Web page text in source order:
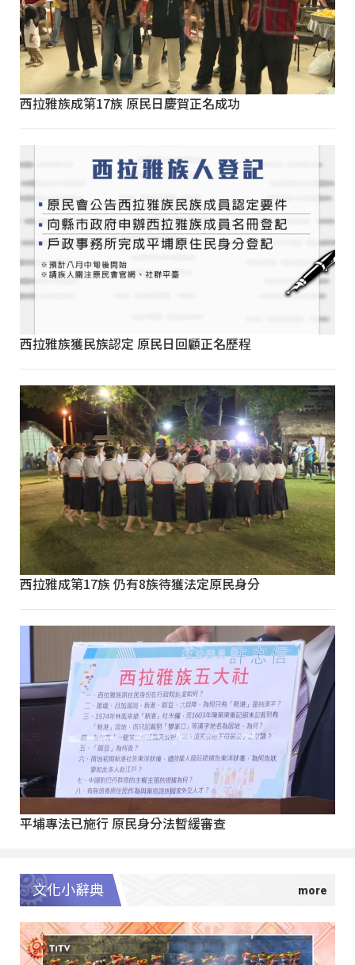
西拉雅族成第17族 原民日慶賀正名成功
西拉雅族獲民族認定 原民日回顧正名歷程
西拉雅成第17族 仍有8族待獲法定原民身分
平埔專法已施行 原民身分法暫緩審查
文化小辭典